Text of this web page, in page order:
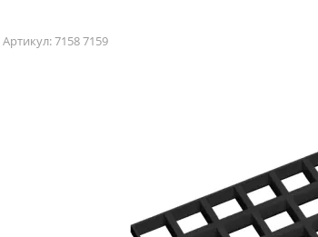
Артикул:7158 7159